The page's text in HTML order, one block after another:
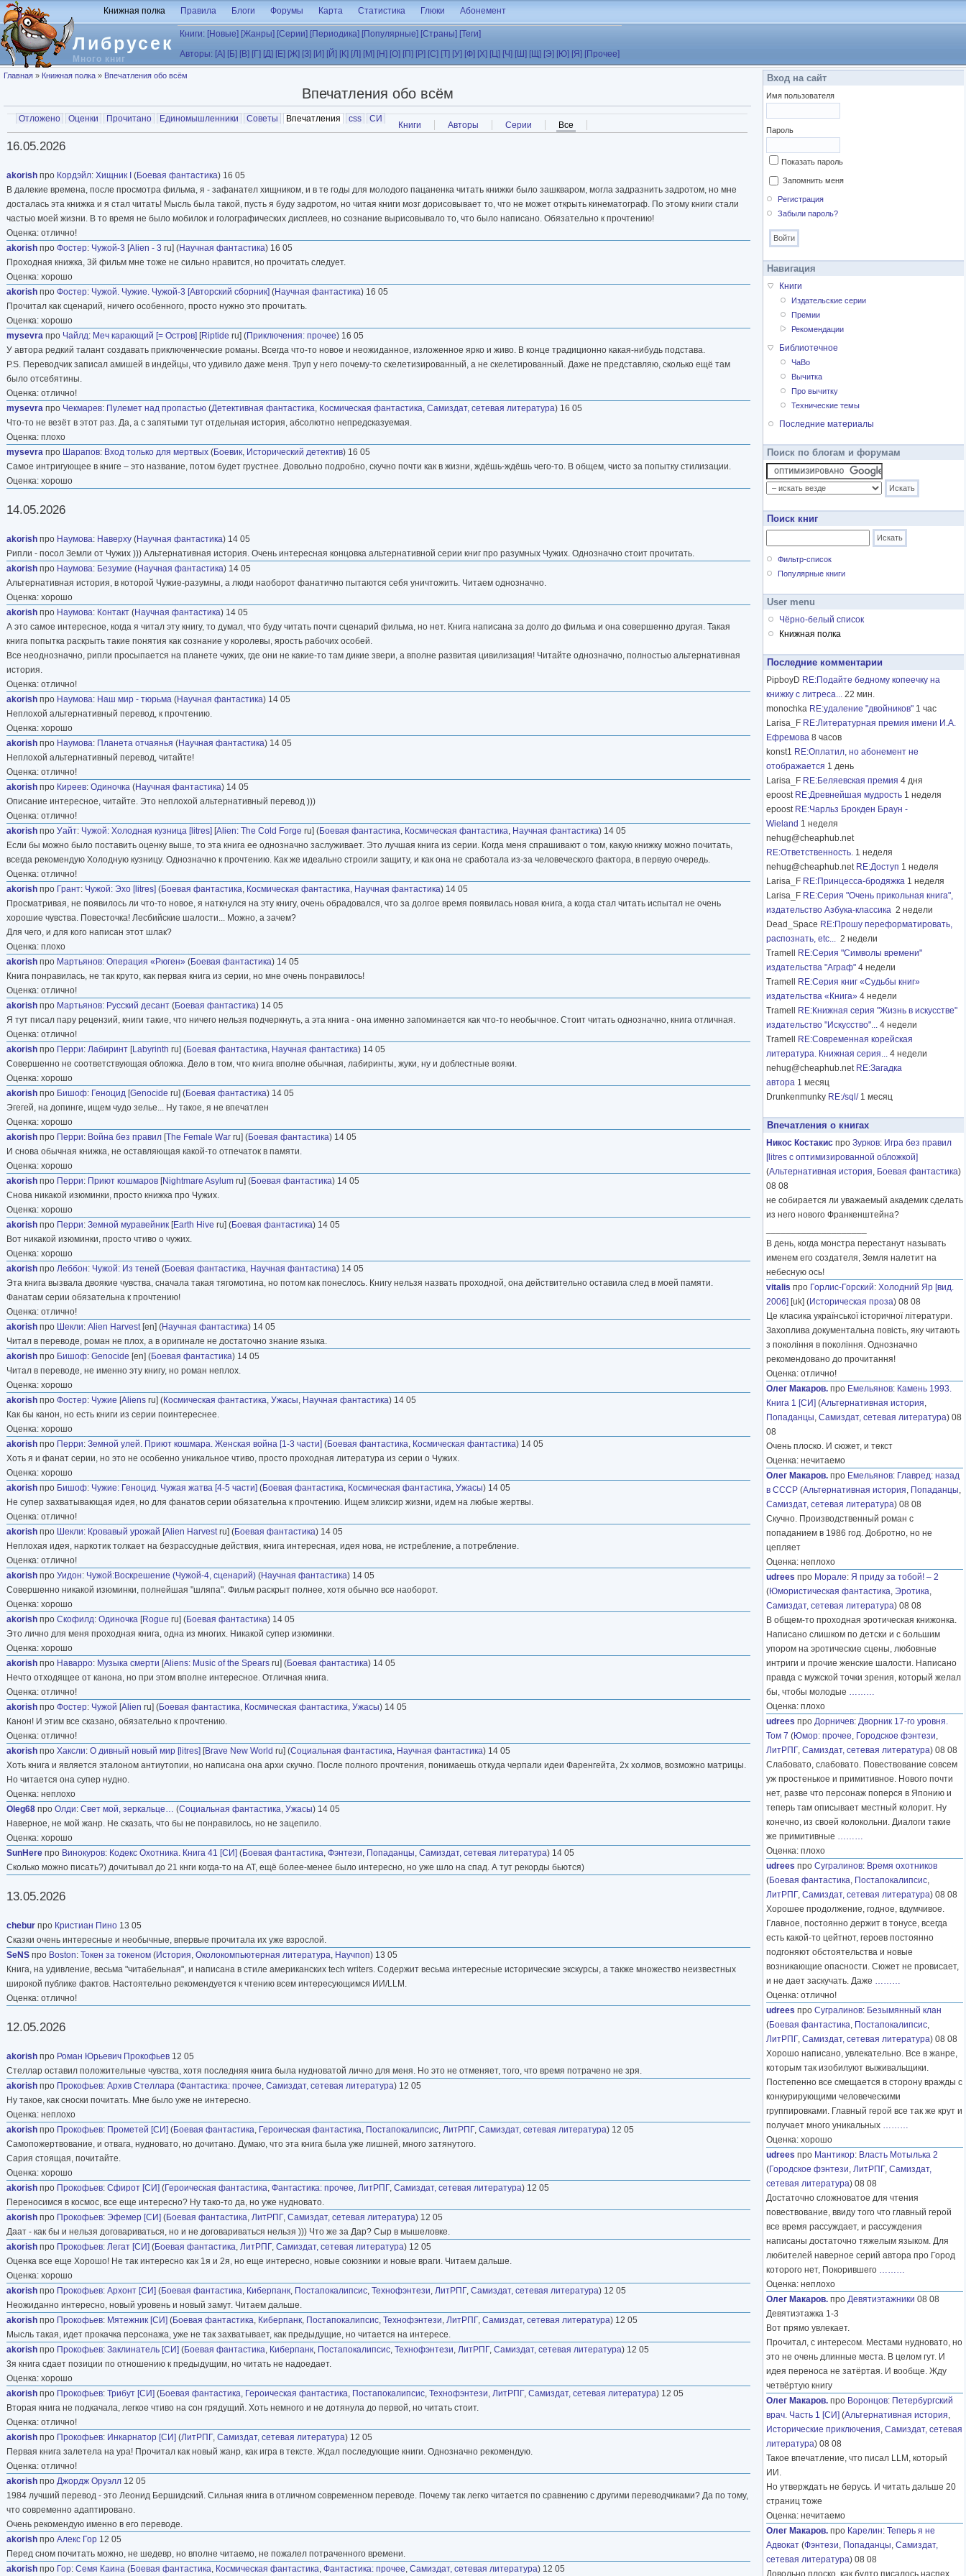
Перейти к основному содержанию
Либрусек
Много книг
Книжная полка Правила Блоги Форумы Карта Статистика Глюки Абонемент
Книги: [Новые] [Жанры] [Серии] [Периодика] [Популярные] [Страны] [Теги]
Авторы: [А] [Б] [В] [Г] [Д] [Е] [Ж] [З] [И] [Й] [К] [Л] [М] [Н] [О] [П] [Р] [С] [Т] [У] [Ф] [Х] [Ц] [Ч] [Ш] [Щ] [Э] [Ю] [Я] [Прочее]
Вы здесь
Главная » Книжная полка » Впечатления обо всём
Впечатления обо всём
Главные вкладки
Отложено Оценки Прочитано Единомышленники Советы Впечатления (активная вкладка)
css СИ
Вторичные вкладки Книги Авторы Серии Все
16.05.2026
akorish про Кордэйл: Хищник I (Боевая фантастика) 16 05
В далекие времена, после просмотра фильма, я - зафанател хищником, и в те годы для молодого пацаненка читать книжки было зашкваром, могла задразнить задротом, но мне
досталась эта книжка и я стал читать! Мысль была такой, пусть я буду задротом, но читая книги мозг дорисовывает то, что не может открыть кинематограф. По этому книги стали
частью моей жизни. В то время не было мобилок и голографических дисплеев, но сознание вырисовывало то, что было написано. Обязательно к прочтению!
Оценка: отлично!
akorish про Фостер: Чужой-3 [Alien - 3 ru] (Научная фантастика) 16 05
Проходная книжка, 3й фильм мне тоже не сильно нравится, но прочитать следует.
Оценка: хорошо
akorish про Фостер: Чужой. Чужие. Чужой-3 [Авторский сборник] (Научная фантастика) 16 05
Прочитал как сценарий, ничего особенного, просто нужно это прочитать.
Оценка: хорошо
mysevra про Чайлд: Меч карающий [= Остров] [Riptide ru] (Приключения: прочее) 16 05
У автора редкий талант создавать приключенческие романы. Всегда что-то новое и неожиданное, изложенное ярко и живо. В конце традиционно какая-нибудь подстава.
P.S. Переводчик записал амишей в индейцы, что удивило даже меня. Труп у него почему-то скелетизированный, а не скелетированный. Даже не представляю, сколько ещё там
было отсебятины.
Оценка: отлично!
mysevra про Чекмарев: Пулемет над пропастью (Детективная фантастика, Космическая фантастика, Самиздат, сетевая литература) 16 05
Что-то не везёт в этот раз. Да, а с запятыми тут отдельная история, абсолютно непредсказуемая.
Оценка: плохо
mysevra про Шарапов: Вход только для мертвых (Боевик, Исторический детектив) 16 05
Самое интригующее в книге – это название, потом будет грустнее. Довольно подробно, скучно почти как в жизни, ждёшь-ждёшь чего-то. В общем, чисто за попытку стилизации.
Оценка: хорошо
14.05.2026
akorish про Наумова: Наверху (Научная фантастика) 14 05
Рипли - посол Земли от Чужих ))) Альтернативная история. Очень интересная концовка альтернативной серии книг про разумных Чужих. Однозначно стоит прочитать.
akorish про Наумова: Безумие (Научная фантастика) 14 05
Альтернативная история, в которой Чужие-разумны, а люди наоборот фанатично пытаются себя уничтожить. Читаем однозначно.
Оценка: хорошо
akorish про Наумова: Контакт (Научная фантастика) 14 05
А это самое интересное, когда я читал эту книгу, то думал, что буду читать почти сценарий фильма, но нет. Книга написана за долго до фильма и она совершенно другая. Такая
книга попытка раскрыть такие понятия как сознание у королевы, ярость рабочих особей.
Все неоднозначно, рипли просыпается на планете чужих, где они не какие-то там дикие звери, а вполне развитая цивилизация! Читайте однозначно, полностью альтернативная
история.
Оценка: отлично!
akorish про Наумова: Наш мир - тюрьма (Научная фантастика) 14 05
Неплохой альтернативный перевод, к прочтению.
Оценка: хорошо
akorish про Наумова: Планета отчаянья (Научная фантастика) 14 05
Неплохой альтернативный перевод, читайте!
Оценка: отлично!
akorish про Киреев: Одиночка (Научная фантастика) 14 05
Описание интересное, читайте. Это неплохой альтернативный перевод )))
Оценка: отлично!
akorish про Уайт: Чужой: Холодная кузница [litres] [Alien: The Cold Forge ru] (Боевая фантастика, Космическая фантастика, Научная фантастика) 14 05
Если бы можно было поставить оценку выше, то эта книга ее однозначно заслуживает. Это лучшая книга из серии. Когда меня спрашивают о том, какую книжку можно почитать,
всегда рекомендую Холодную кузницу. Однозначно к прочтению. Как же идеально строили защиту, и как она не сработала из-за человеческого фактора, в первую очередь.
Оценка: отлично!
akorish про Грант: Чужой: Эхо [litres] (Боевая фантастика, Космическая фантастика, Научная фантастика) 14 05
Просматривая, не появилось ли что-то новое, я наткнулся на эту книгу, очень обрадовался, что за долгое время появилась новая книга, а когда стал читать испытал не очень
хорошие чувства. Повесточка! Лесбийские шалости... Можно, а зачем?
Для чего, и для кого написан этот шлак?
Оценка: плохо
akorish про Мартьянов: Операция «Рюген» (Боевая фантастика) 14 05
Книга понравилась, не так круто, как первая книга из серии, но мне очень понравилось!
Оценка: отлично!
akorish про Мартьянов: Русский десант (Боевая фантастика) 14 05
Я тут писал пару рецензий, книги такие, что ничего нельзя подчеркнуть, а эта книга - она именно запоминается как что-то необычное. Стоит читать однозначно, книга отличная.
Оценка: отлично!
akorish про Перри: Лабиринт [Labyrinth ru] (Боевая фантастика, Научная фантастика) 14 05
Совершенно не соответствующая обложка. Дело в том, что книга вполне обычная, лабиринты, жуки, ну и доблестные вояки.
Оценка: хорошо
akorish про Бишоф: Геноцид [Genocide ru] (Боевая фантастика) 14 05
Эгегей, на допинге, ищем чудо зелье... Ну такое, я не впечатлен
Оценка: хорошо
akorish про Перри: Война без правил [The Female War ru] (Боевая фантастика) 14 05
И снова обычная книжка, не оставляющая какой-то отпечаток в памяти.
Оценка: хорошо
akorish про Перри: Приют кошмаров [Nightmare Asylum ru] (Боевая фантастика) 14 05
Снова никакой изюминки, просто книжка про Чужих.
Оценка: хорошо
akorish про Перри: Земной муравейник [Earth Hive ru] (Боевая фантастика) 14 05
Вот никакой изюминки, просто чтиво о чужих.
Оценка: хорошо
akorish про Леббон: Чужой: Из теней (Боевая фантастика, Научная фантастика) 14 05
Эта книга вызвала двоякие чувства, сначала такая тягомотина, но потом как понеслось. Книгу нельзя назвать проходной, она действительно оставила след в моей памяти.
Фанатам серии обязательна к прочтению!
Оценка: отлично!
akorish про Шекли: Alien Harvest[en] (Научная фантастика) 14 05
Читал в переводе, роман не плох, а в оригинале не достаточно знание языка.
akorish про Бишоф: Genocide [en] (Боевая фантастика) 14 05
Читал в переводе, не именно эту книгу, но роман неплох.
Оценка: хорошо
akorish про Фостер: Чужие [Aliens ru] (Космическая фантастика, Ужасы, Научная фантастика) 14 05
Как бы канон, но есть книги из серии поинтереснее.
Оценка: хорошо
akorish про Перри: Земной улей. Приют кошмара. Женская война [1-3 части] (Боевая фантастика, Космическая фантастика) 14 05
Хоть я и фанат серии, но это не особенно уникальное чтиво, просто проходная литература из серии о Чужих.
Оценка: хорошо
akorish про Бишоф: Чужие: Геноцид. Чужая жатва [4-5 части] (Боевая фантастика, Космическая фантастика, Ужасы) 14 05
Не супер захватывающая идея, но для фанатов серии обязательна к прочтению. Ищем эликсир жизни, идем на любые жертвы.
Оценка: отлично!
akorish про Шекли: Кровавый урожай [Alien Harvestru] (Боевая фантастика) 14 05
Неплохая идея, наркотик толкает на безрассудные действия, книга интересная, идея нова, не истребление, а потребление.
Оценка: отлично!
akorish про Уидон: Чужой:Воскрешение (Чужой-4, сценарий) (Научная фантастика) 14 05
Совершенно никакой изюминки, полнейшая "шляпа". Фильм раскрыт полнее, хотя обычно все наоборот.
Оценка: хорошо
akorish про Скофилд: Одиночка [Rogue ru] (Боевая фантастика) 14 05
Это лично для меня проходная книга, одна из многих. Никакой супер изюминки.
Оценка: хорошо
akorish про Наварро: Музыка смерти [Aliens: Music of the Spears ru] (Боевая фантастика) 14 05
Нечто отходящее от канона, но при этом вполне интересное. Отличная книга.
Оценка: отлично!
akorish про Фостер: Чужой [Alien ru] (Боевая фантастика, Космическая фантастика, Ужасы) 14 05
Канон! И этим все сказано, обязательно к прочтению.
Оценка: отлично!
akorish про Хаксли: О дивный новый мир [litres] [Brave New World ru] (Социальная фантастика, Научная фантастика) 14 05
Хоть книга и является эталоном антиутопии, но написана она архи скучно. После полного прочтения, понимаешь откуда черпали идеи Фаренгейта, 2х холмов, возможно матрицы.
Но читается она супер нудно.
Оценка: неплохо
Oleg68 про Олди: Свет мой, зеркальце… (Социальная фантастика, Ужасы) 14 05
Наверное, не мой жанр. Не сказать, что бы не понравилось, но не зацепило.
Оценка: хорошо
SunHere про Винокуров: Кодекс Охотника. Книга 41 [СИ] (Боевая фантастика, Фэнтези, Попаданцы, Самиздат, сетевая литература) 14 05
Сколько можно писать?) дочитывал до 21 кнги когда-то на АТ, ещё более-менее было интересно, но уже шло на спад. А тут рекорды бьются)
13.05.2026
chebur про Кристиан Пино 13 05
Сказки очень интересные и необычные, впервые прочитала их уже взрослой.
SeNS про Boston: Токен за токеном (История, Околокомпьютерная литература, Научпоп) 13 05
Книга, на удивление, весьма "читабельная", и написана в стиле американских tech writers. Содержит весьма интересные исторические экскурсы, а также множество неизвестных
широкой публике фактов. Настоятельно рекомендуется к чтению всем интересующимся ИИ/LLM.
Оценка: отлично!
12.05.2026
akorish про Роман Юрьевич Прокофьев 12 05
Стеллар оставил положительные чувства, хотя последняя книга была нудноватой лично для меня. Но это не отменяет, того, что время потрачено не зря.
akorish про Прокофьев: Архив Стеллара (Фантастика: прочее, Самиздат, сетевая литература) 12 05
Ну такое, как сноски почитать. Мне было уже не интересно.
Оценка: неплохо
akorish про Прокофьев: Прометей [СИ] (Боевая фантастика, Героическая фантастика, Постапокалипсис, ЛитРПГ, Самиздат, сетевая литература) 12 05
Самопожертвование, и отвага, нудновато, но дочитано. Думаю, что эта книга была уже лишней, много затянутого.
Сария стоящая, почитайте.
Оценка: хорошо
akorish про Прокофьев: Сфирот [СИ] (Героическая фантастика, Фантастика: прочее, ЛитРПГ, Самиздат, сетевая литература) 12 05
Переносимся в космос, все еще интересно? Ну тако-то да, но уже нудновато.
akorish про Прокофьев: Эфемер [СИ] (Боевая фантастика, ЛитРПГ, Самиздат, сетевая литература) 12 05
Даат - как бы и нельзя договариваться, но и не договариваться нельзя ))) Что же за Дар? Сыр в мышеловке.
akorish про Прокофьев: Легат [СИ] (Боевая фантастика, ЛитРПГ, Самиздат, сетевая литература) 12 05
Оценка все еще Хорошо! Не так интересно как 1я и 2я, но еще интересно, новые союзники и новые враги. Читаем дальше.
Оценка: хорошо
akorish про Прокофьев: Архонт [СИ] (Боевая фантастика, Киберпанк, Постапокалипсис, Технофэнтези, ЛитРПГ, Самиздат, сетевая литература) 12 05
Неожиданно интересно, новый уровень и новый замут. Читаем дальше.
akorish про Прокофьев: Мятежник [СИ] (Боевая фантастика, Киберпанк, Постапокалипсис, Технофэнтези, ЛитРПГ, Самиздат, сетевая литература) 12 05
Мысль такая, идет прокачка персонажа, уже не так захватывает, как предыдущие, но читается на интересе.
akorish про Прокофьев: Заклинатель [СИ] (Боевая фантастика, Киберпанк, Постапокалипсис, Технофэнтези, ЛитРПГ, Самиздат, сетевая литература) 12 05
3я книга сдает позиции по отношению к предыдущим, но читать не надоедает.
Оценка: хорошо
akorish про Прокофьев: Трибут [СИ] (Боевая фантастика, Героическая фантастика, Постапокалипсис, Технофэнтези, ЛитРПГ, Самиздат, сетевая литература) 12 05
Вторая книга не подкачала, легкое чтиво на сон грядущий. Хоть немного и не дотянула до первой, но читать стоит.
Оценка: отлично!
akorish про Прокофьев: Инкарнатор [СИ] (ЛитРПГ, Самиздат, сетевая литература) 12 05
Первая книга залетела на ура! Прочитал как новый жанр, как игра в тексте. Ждал последующие книги. Однозначно рекомендую.
Оценка: отлично!
akorish про Джордж Оруэлл 12 05
1984 лучший перевод - это Леонид Бершидский. Сильная книга в отличном современном переводе. Почему так легко читается по сравнению с другими переводчиками? Да по тому,
что современно адаптировано.
Очень рекомендую именно в его переводе.
akorish про Алекс Гор 12 05
Перед сном почитать можно, не шедевр, но вполне читаемо, не пожалел потраченного времени.
akorish про Гор: Семя Каина (Боевая фантастика, Космическая фантастика, Фантастика: прочее, Самиздат, сетевая литература) 12 05
Вход на сайт
Имя пользователя
Пароль
Показать пароль
Запомнить меня
Регистрация
Забыли пароль?
Навигация
Книги
Издательские серии
Премии
Рекомендации
Библиотечное
ЧаВо
Вычитка
Про вычитку
Технические темы
Последние материалы
Поиск по блогам и форумам
Поиск книг
Фильтр-список
Популярные книги
User menu
Чёрно-белый список
Книжная полка
Последние комментарии
PipboyD RE:Подайте бедному копеечку на
книжку с литреса... 22 мин.
monochka RE:удаление "двойников" 1 час
Larisa_F RE:Литературная премия имени И.А.
Ефремова 8 часов
konst1 RE:Оплатил, но абонемент не
отображается 1 день
Larisa_F RE:Беляевская премия 4 дня
epoost RE:Древнейшая мудрость 1 неделя
epoost RE:Чарльз Брокден Браун -
Wieland 1 неделя
nehug@cheaphub.net
RE:Ответственность. 1 неделя
nehug@cheaphub.net RE:Доступ 1 неделя
Larisa_F RE:Принцесса-бродяжка 1 неделя
Larisa_F RE:Серия "Очень прикольная книга",
издательство Азбука-классика 2 недели
Dead_Space RE:Прошу переформатировать,
распознать, etc... 2 недели
Tramell
RE:Серия "Символы времени"
издательства "Аграф" 4 недели
Tramell
RE:Серия книг «Судьбы книг»
издательства «Книга» 4 недели
Tramell
RE:Книжная серия "Жизнь в искусстве"
издательство "Искусство"... 4 недели
Tramell
RE:Современная корейская
литература. Книжная серия... 4 недели
nehug@cheaphub.net RE:Загадка
автора 1 месяц
Drunkenmunky RE:/sql/ 1 месяц
Впечатления о книгах
Никос Костакис про Зурков: Игра без правил
[litres с оптимизированной обложкой]
(Альтернативная история, Боевая фантастика)
08 08
не собирается ли уважаемый академик сделать
из него нового Франкенштейна?
В день, когда монстра перестанут называть
именем его создателя, Земля налетит на
небесную ось!
vitalis про Горлис-Горский: Холодний Яр [вид.
2006] [uk] (Историческая проза) 08 08
Це класика української історичної літератури.
Захоплива документальна повість, яку читають
з покоління в покоління. Однозначно
рекомендовано до прочитання!
Оценка: отлично!
Олег Макаров. про Емельянов: Камень 1993.
Книга 1 [СИ] (Альтернативная история,
Попаданцы, Самиздат, сетевая литература) 08
08
Очень плоско. И сюжет, и текст
Оценка: нечитаемо
Олег Макаров. про Емельянов: Главред: назад
в СССР (Альтернативная история, Попаданцы,
Самиздат, сетевая литература) 08 08
Скучно. Производственный роман с
попаданием в 1986 год. Добротно, но не
цепляет
Оценка: неплохо
udrees про Морале: Я приду за тобой! – 2
(Юмористическая фантастика, Эротика,
Самиздат, сетевая литература) 08 08
В общем-то проходная эротическая книжонка.
Написано слишком по детски и с большим
упором на эротические сцены, любовные
интриги и прочие женские шалости. Написано
правда с мужской точки зрения, который желал
бы, чтобы молодые ………
Оценка: плохо
udrees про Дорничев: Дворник 17-го уровня.
Том 7 (Юмор: прочее, Городское фэнтези,
ЛитРПГ, Самиздат, сетевая литература) 08 08
Слабовато, слабовато. Повествование совсем
уж простенькое и примитивное. Нового почти
нет, разве что персонаж поперся в Японию и
теперь там описывает местный колорит. Ну
конечно, из своей колокольни. Диалоги такие
же примитивные ………
Оценка: плохо
udrees про Сугралинов: Время охотников
(Боевая фантастика, Постапокалипсис,
ЛитРПГ, Самиздат, сетевая литература) 08 08
Хорошее продолжение, годное, вдумчивое.
Главное, постоянно держит в тонусе, всегда
есть какой-то цейтнот, героев постоянно
подгоняют обстоятельства и новые
возникающие опасности. Сюжет не провисает,
и не дает заскучать. Даже ………
Оценка: отлично!
udrees про Сугралинов: Безымянный клан
(Боевая фантастика, Постапокалипсис,
ЛитРПГ, Самиздат, сетевая литература) 08 08
Хорошо написано, увлекательно. Все в жанре,
которым так изобилуют выживальщики.
Постепенно все смещается в сторону вражды с
конкурирующими человеческими
группировками. Главный герой все так же крут и
получает много уникальных ………
Оценка: хорошо
udrees про Мантикор: Власть Мотылька 2
(Городское фэнтези, ЛитРПГ, Самиздат,
сетевая литература) 08 08
Достаточно сложноватое для чтения
повествование, ввиду того что главный герой
все время рассуждает, и рассуждения
написаны достаточно тяжелым языком. Для
любителей наверное серий автора про Город
которого нет, Покорившего ………
Оценка: неплохо
Олег Макаров. про Девятиэтажники 08 08
Девятиэтажка 1-3
Вот прямо увлекает.
Прочитал, с интересом. Местами нудновато, но
это не очень длинные места. В целом гут. И
идея переноса не затёртая. И вообще. Жду
четвёртую книгу
Олег Макаров. про Воронцов: Петербургский
врач. Часть 1 [СИ] (Альтернативная история,
Исторические приключения, Самиздат, сетевая
литература) 08 08
Такое впечатление, что писал LLM, который
ИИ.
Но утверждать не берусь. И читать дальше 20
страниц тоже
Оценка: нечитаемо
Олег Макаров. про Карелин: Теперь я не
Адвокат (Фэнтези, Попаданцы, Самиздат,
сетевая литература) 08 08